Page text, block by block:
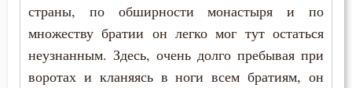
страны, по обширности монастыря и по
множеству братии он легко мог тут остаться
неузнанным. Здесь, очень долго пребывая при
воротах и кланяясь в ноги всем братиям, он